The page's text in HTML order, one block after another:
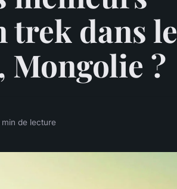
dans le
Mongolie ?
min de lecture